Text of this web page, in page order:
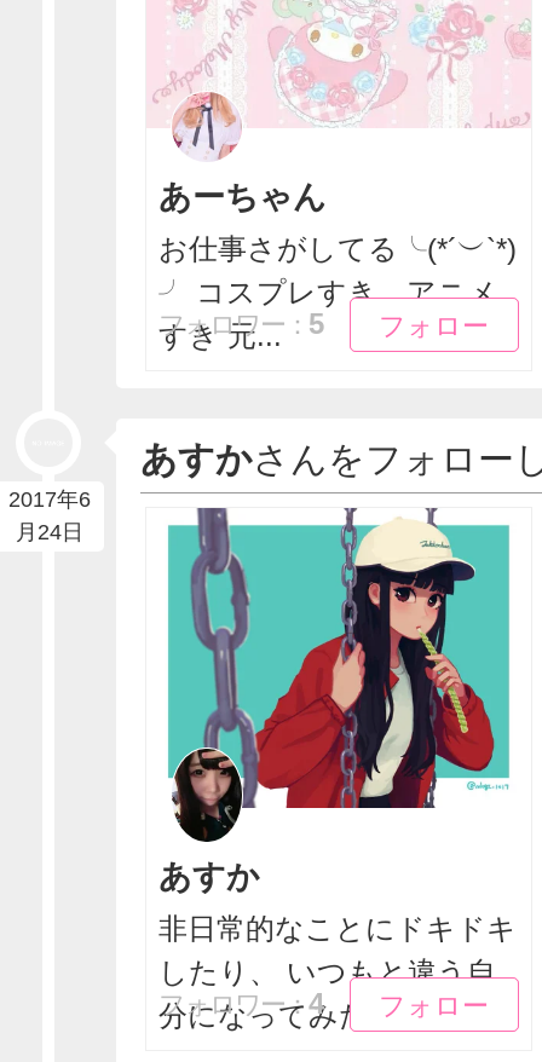
あーちゃん
お仕事さがしてる╰(*´︶`*)
╯ コスプレすき、アニメ
すき 元...
フォロー
フォロー
フォロワー： 5
2017年6
月24日
あすかさんをフォロー
あすか
非日常的なことにドキドキ
したり、 いつもと違う自
分になってみた...フォロー
フォロー
フォロワー：4